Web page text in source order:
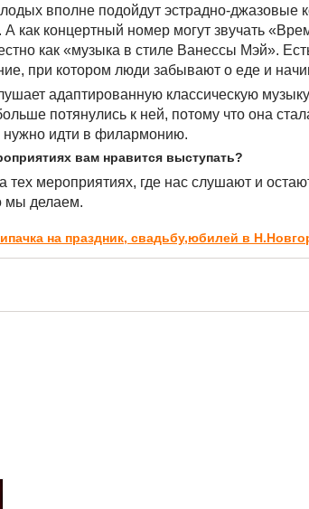
вполне подойдут эстрадно-джазовые
А как концертный номер могут звучать
как «музыка в стиле Ванессы Мэй».
при котором люди забывают о еде и
адаптированную классическую
потянулись к ней, потому что она
нужно идти в филармонию.
вам нравится выступать?
мероприятиях, где нас слушают и
мы делаем.
на праздник, свадьбу,юбилей в